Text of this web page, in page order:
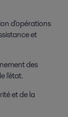
d'opérations
et
des
l'état.
et de la